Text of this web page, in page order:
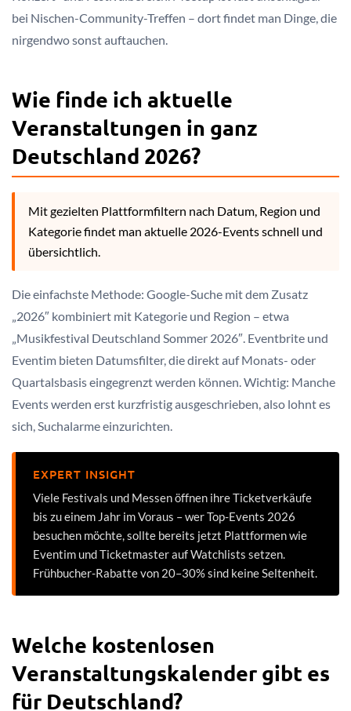
bei Nischen-Community-Treffen – dort findet man Dinge, die
nirgendwo sonst auftauchen.
Wie finde ich aktuelle
Veranstaltungen in ganz
Deutschland 2026?
Mit gezielten Plattformfiltern nach Datum, Region und
Kategorie findet man aktuelle 2026-Events schnell und
übersichtlich.
Die einfachste Methode: Google-Suche mit dem Zusatz
„2026″ kombiniert mit Kategorie und Region – etwa
„Musikfestival Deutschland Sommer 2026″. Eventbrite und
Eventim bieten Datumsfilter, die direkt auf Monats- oder
Quartalsbasis eingegrenzt werden können. Wichtig: Manche
Events werden erst kurzfristig ausgeschrieben, also lohnt es
sich, Suchalarme einzurichten.
EXPERT INSIGHT
Viele Festivals und Messen öffnen ihre Ticketverkäufe
bis zu einem Jahr im Voraus – wer Top-Events 2026
besuchen möchte, sollte bereits jetzt Plattformen wie
Eventim und Ticketmaster auf Watchlists setzen.
Frühbucher-Rabatte von 20–30% sind keine Seltenheit.
Welche kostenlosen
Veranstaltungskalender gibt es
für Deutschland?